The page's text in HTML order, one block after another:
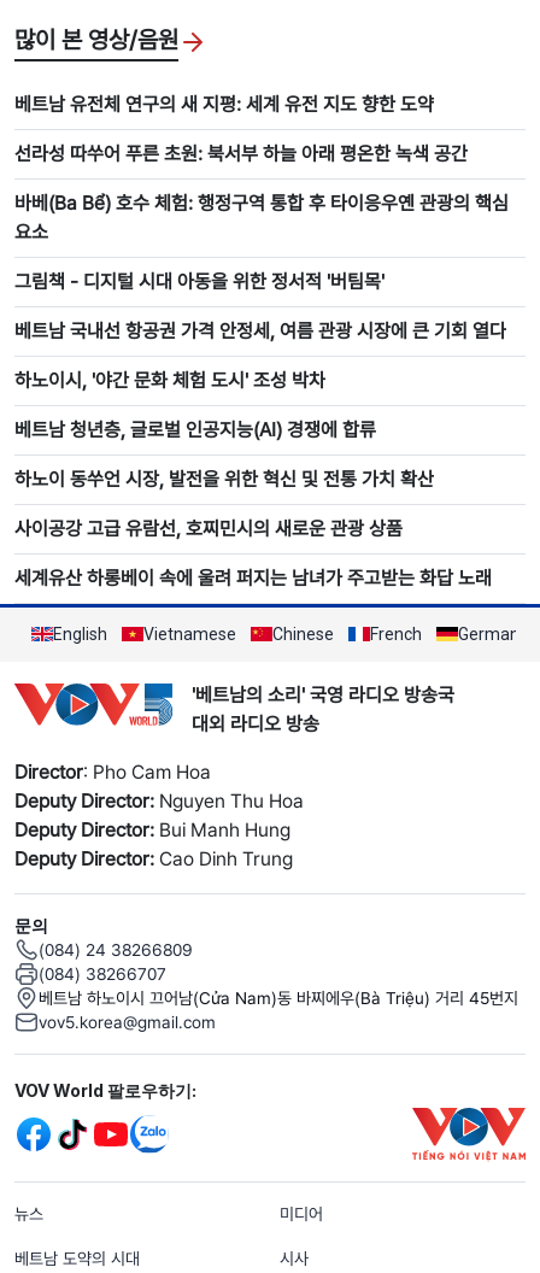
많이 본 영상/음원
베트남 유전체 연구의 새 지평: 세계 유전 지도 향한 도약
선라성 따쑤어 푸른 초원: 북서부 하늘 아래 평온한 녹색 공간
바베(Ba Bể) 호수 체험: 행정구역 통합 후 타이응우옌 관광의 핵심
요소
그림책 - 디지털 시대 아동을 위한 정서적 '버팀목'
베트남 국내선 항공권 가격 안정세, 여름 관광 시장에 큰 기회 열다
하노이시, '야간 문화 체험 도시' 조성 박차
베트남 청년층, 글로벌 인공지능(AI) 경쟁에 합류
하노이 동쑤언 시장, 발전을 위한 혁신 및 전통 가치 확산
사이공강 고급 유람선, 호찌민시의 새로운 관광 상품
세계유산 하롱베이 속에 울려 퍼지는 남녀가 주고받는 화답 노래
English Vietnamese Chinese French German
'베트남의 소리' 국영 라디오 방송국
대외 라디오 방송
Director: Pho Cam Hoa
Deputy Director: Nguyen Thu Hoa
Deputy Director: Bui Manh Hung
Deputy Director: Cao Dinh Trung
문의
(084) 24 38266809
(084) 38266707
베트남 하노이시 끄어남(Cửa Nam)동 바찌에우(Bà Triệu) 거리 45번지
vov5.korea@gmail.com
Mạng xã hội
VOV World 팔로우하기:
menu footer tiếng Hàn
뉴스 미디어
베트남 도약의 시대 시사